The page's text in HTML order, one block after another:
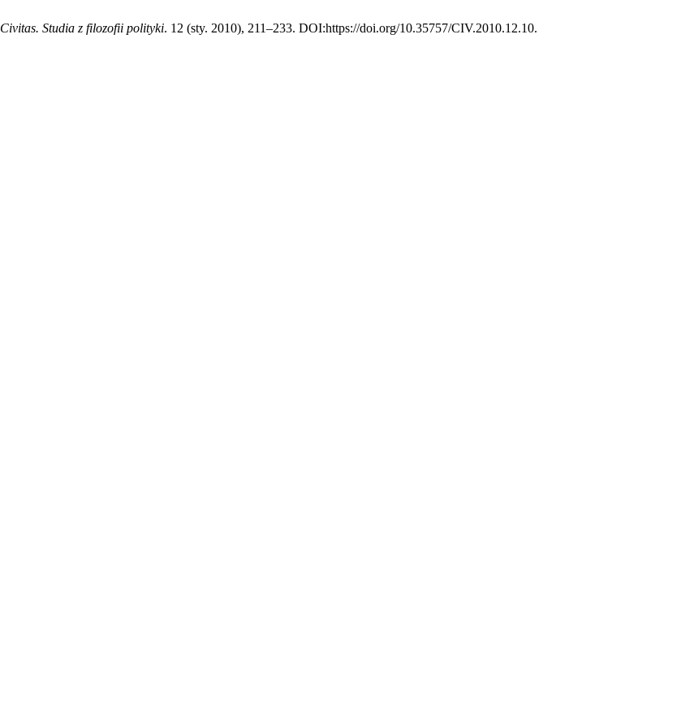
Civitas. Studia z filozofii polityki. 12 (sty. 2010), 211–233. DOI:https://doi.org/10.35757/CIV.2010.12.10.